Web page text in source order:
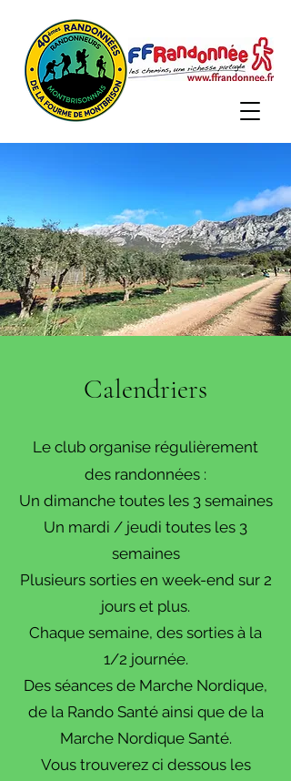
Calendriers
Le club organise régulièrement
des randonnées :
Un dimanche toutes les 3 semaines
Un mardi / jeudi toutes les 3
semaines
Plusieurs sorties en week-end sur 2
jours et plus.
Chaque semaine, des sorties à la
1/2 journée.
Des séances de Marche Nordique,
de la Rando Santé ainsi que de la
Marche Nordique Santé.
Vous trouverez ci dessous les